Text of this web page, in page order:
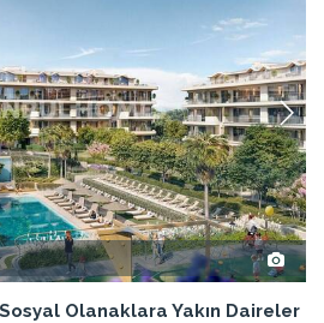
Olanaklara Yakın Daireler